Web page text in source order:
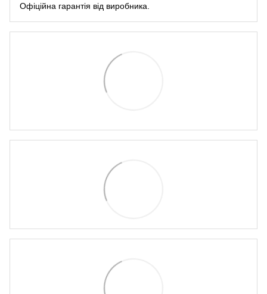
Офіційна гарантія від виробника.